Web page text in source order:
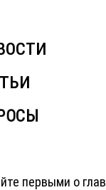
первыми о